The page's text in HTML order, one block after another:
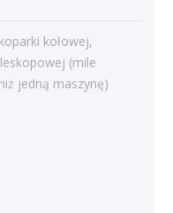
kołowej,
(mile
jedną maszynę)